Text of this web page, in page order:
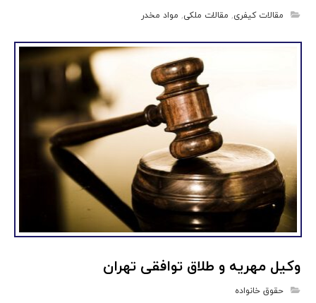
مقالات کیفری, مقالات ملکی, مواد مخدر
وکیل مهریه و طلاق توافقی تهران
حقوق خانواده